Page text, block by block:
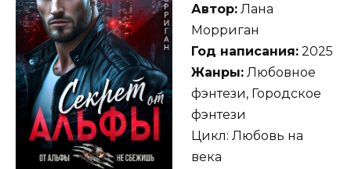
Автор: Лана
Морриган
Год написания: 2025
Жанры: Любовное
фэнтези, Городское
фэнтези
Цикл: Любовь на
века